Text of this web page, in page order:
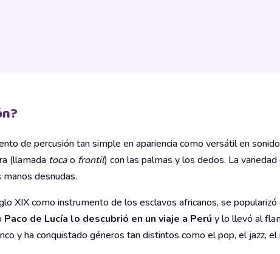
de percusión tan simple en apariencia como versátil en
(llamada tocao frontil) con las palmas y los dedos. La
desnudas.
XIX como instrumento de los esclavos africanos, se
Paco de Lucía lo descubrió en un viaje a Perú y lo llevó al
y ha conquistado géneros tan distintos como el pop, el jazz, el